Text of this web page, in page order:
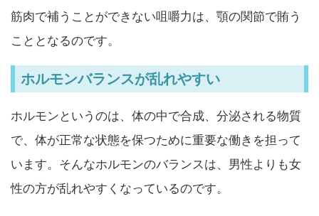
筋肉で補うことができない咀嚼力は、顎の関節で賄う
こととなるのです。
ホルモンバランスが乱れやすい
ホルモンというのは、体の中で合成、分泌される物質
で、体が正常な状態を保つために重要な働きを担って
います。そんなホルモンのバランスは、男性よりも女
性の方が乱れやすくなっているのです。